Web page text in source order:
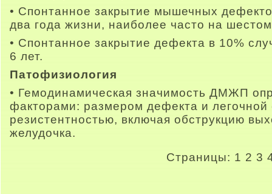
• Спонтанное закрытие мышечных
два года жизни, наиболее часто на
• Спонтанное закрытие дефекта в 10%
6 лет.
Патофизиология
• Гемодинамическая значимость ДМЖП
факторами: размером дефекта и легочной
резистентностью, включая обструкцию
желудочка.
Страницы: 1 2 3